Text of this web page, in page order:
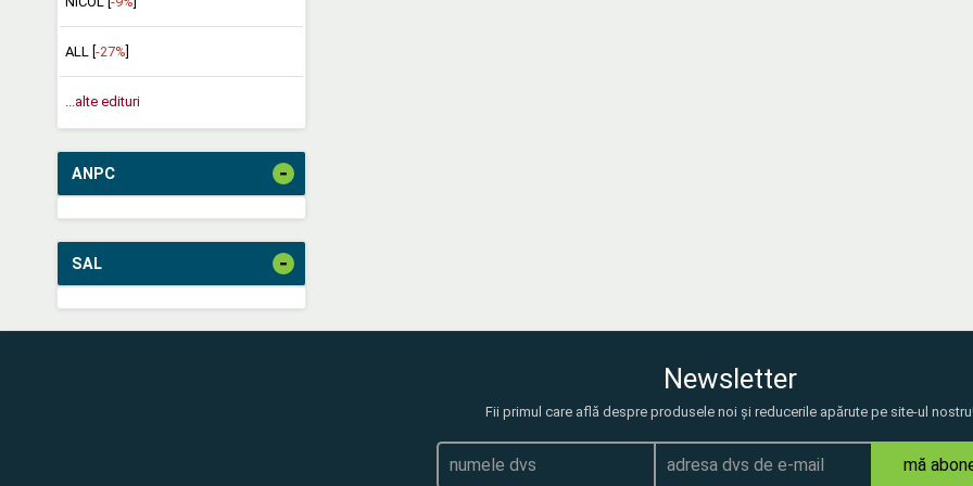
ALL [ -27%
...alte edituri
ANPC -
SAL -
Newsletter
Fii primul care află despre produsele noi și reducerile apărute pe site-ul nostru!
mă